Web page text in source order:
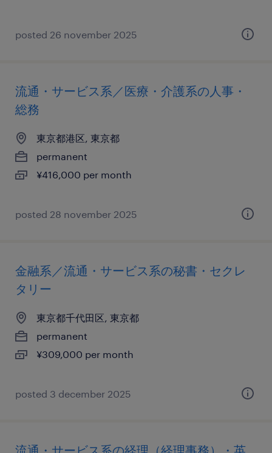
posted 26 november 2025
流通・サービス系／医療・介護系の人事・
総務
東京都港区, 東京都
permanent
¥416,000 per month
posted 28 november 2025
金融系／流通・サービス系の秘書・セクレ
タリー
東京都千代田区, 東京都
permanent
¥309,000 per month
posted 3 december 2025
流通・サービス系の経理（経理事務）・英